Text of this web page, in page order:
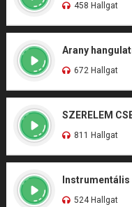
458 Hallgat
Arany
672 Hallgat
SZERELEM
811 Hallgat
524 Hallgat